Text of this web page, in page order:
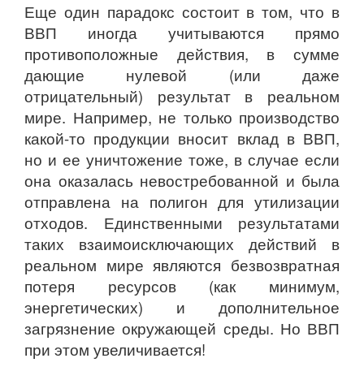
Еще один парадокс состоит в том, что в
ВВП иногда учитываются прямо
противоположные действия, в сумме
дающие нулевой (или даже
отрицательный) результат в реальном
мире. Например, не только производство
какой-то продукции вносит вклад в ВВП,
но и ее уничтожение тоже, в случае если
она оказалась невостребованной и была
отправлена на полигон для утилизации
отходов. Единственными результатами
таких взаимоисключающих действий в
реальном мире являются безвозвратная
потеря ресурсов (как минимум,
энергетических) и дополнительное
загрязнение окружающей среды. Но ВВП
при этом увеличивается!